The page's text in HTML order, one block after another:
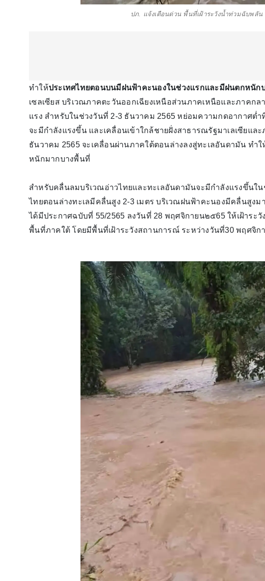
ปภ. แจ้งเตือนด่วน พื้นที่เฝ้าระวังน้ำท่วมฉับพลั
ทำให้ประเทศไทยตอนบนมีฝนฟ้าคะนองในช่วงแรกและมีฝนตกหนัก
เซลเซียส บริเวณภาคตะวันออกเฉียงเหนือส่วนภาคเหนือและภาคก
แรง สำหรับในช่วงวันที่ 2-3 ธันวาคม 2565 หย่อมความกดอากาศต่
จะมีกำลังแรงขึ้น และเคลื่อนเข้าใกล้ชายฝั่งสาธารณรัฐมาเลเซียแล
ธันวาคม 2565 จะเคลื่อนผ่านภาคใต้ตอนล่างลงสู่ทะเลอันดามัน ท
หนักมากบางพื้นที่
สำหรับคลื่นลมบริเวณอ่าวไทยและทะเลอันดามันจะมีกำลังแรงขึ้นใ
ไทยตอนล่างทะเลมีคลื่นสูง 2-3 เมตร บริเวณฝนฟ้าคะนองมีคลื่นสูงม
ได้มีประกาศฉบับที่ 55/2565 ลงวันที่ 28 พฤศจิกายน๒๕65 ให้เฝ้าร
พื้นที่ภาคใต้ โดยมีพื้นที่เฝ้าระวังสถานการณ์ ระหว่างวันที่30 พฤศจิก